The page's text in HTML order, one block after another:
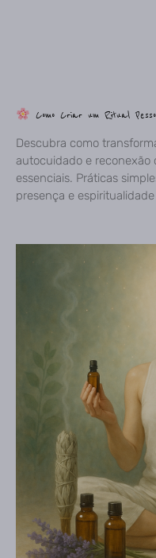
Como Criar um Ritual
Descubra como
autocuidado e reconexão
essenciais. Práticas
presença e